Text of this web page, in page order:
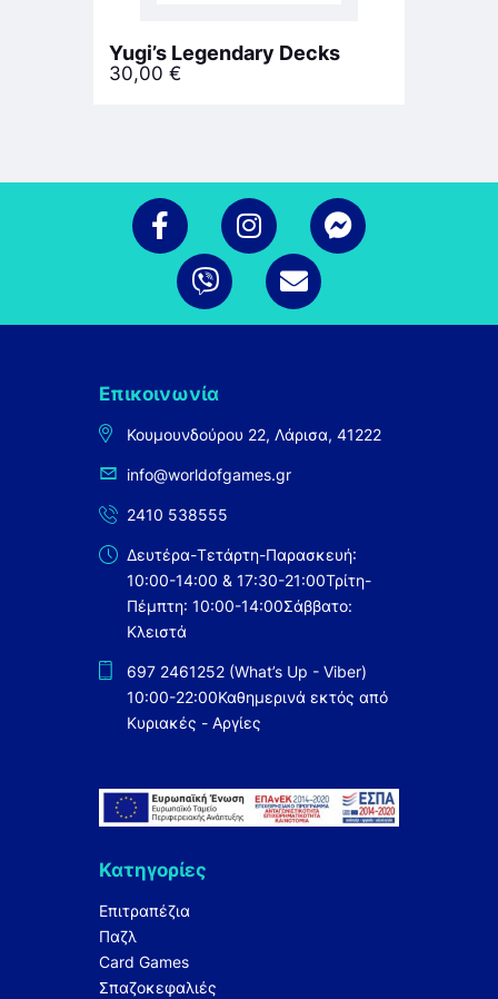
Yugi’s Legendary Decks
30,00 €
Επικοινωνία
Κουμουνδούρου 22, Λάρισα, 41222
info@worldofgames.gr
2410 538555
Δευτέρα-Τετάρτη-Παρασκευή:
10:00-14:00 & 17:30-21:00Τρίτη-
Πέμπτη: 10:00-14:00Σάββατο:
Κλειστά
697 2461252 (What’s Up - Viber)
10:00-22:00Καθημερινά εκτός από
Κυριακές - Αργίες
Κατηγορίες
Επιτραπέζια
Παζλ
Card Games
Σπαζοκεφαλιές